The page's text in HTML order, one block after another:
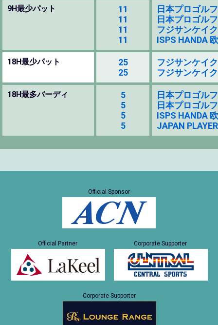
9H最少パット
11
11
11
11
日本プロゴル
日本プロゴル
フジサンケイ
ISPS HANDA
18H最少パット
25
25
フジサンケイ
フジサンケイ
18H最多バーディ
5
5
5
5
日本プロゴル
日本プロゴル
ISPS HANDA
JAPAN
Official Sponsor
Official Partner Corporate Supporter
Corporate Supporter